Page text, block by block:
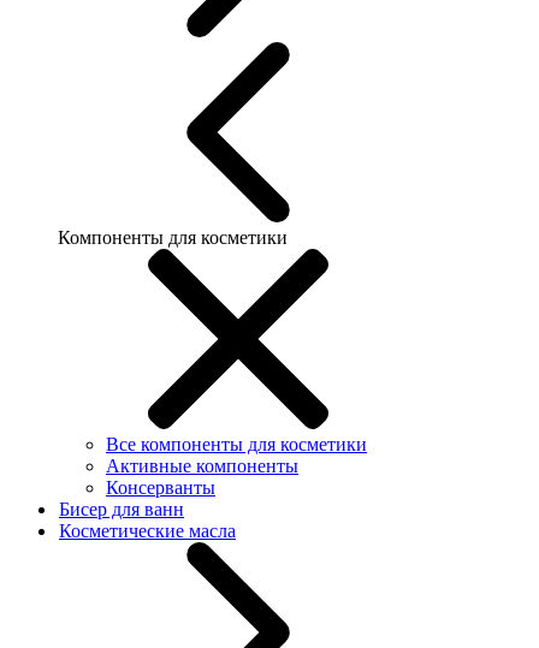
Компоненты для косметики
Все компоненты для косметики
Активные компоненты
Консерванты
Бисер для ванн
Косметические масла